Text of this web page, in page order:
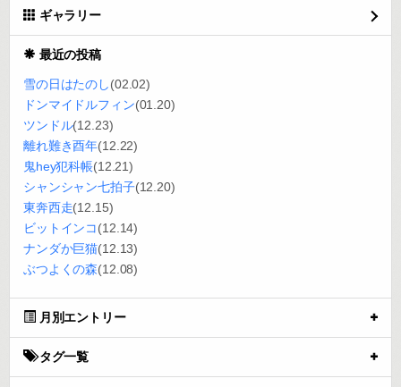
ギャラリー
最近の投稿
雪の日はたのし(02.02)
ドンマイドルフィン(01.20)
ツンドル(12.23)
離れ難き酉年(12.22)
鬼hey犯科帳(12.21)
シャンシャン七拍子(12.20)
東奔西走(12.15)
ビットインコ(12.14)
ナンダか巨猫(12.13)
ぶつよくの森(12.08)
月別エントリー
タグ一覧